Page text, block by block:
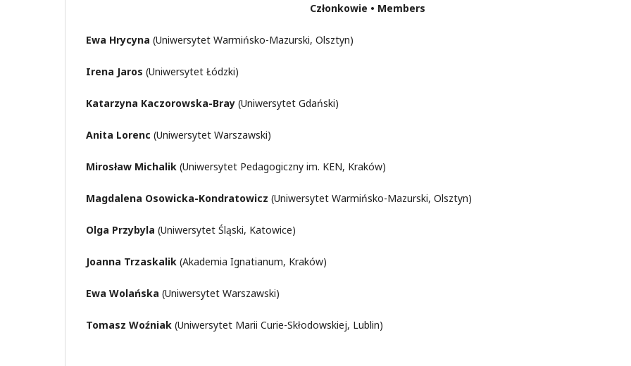
Członkowie • Members
Ewa Hrycyna (Uniwersytet Warmińsko-Mazurski, Olsztyn)
Irena Jaros (Uniwersytet Łódzki)
Katarzyna Kaczorowska-Bray (Uniwersytet Gdański)
Anita Lorenc (Uniwersytet Warszawski)
Mirosław Michalik (Uniwersytet Pedagogiczny im. KEN, Kraków)
Magdalena Osowicka-Kondratowicz (Uniwersytet Warmińsko-Mazurski, Olsztyn)
Olga Przybyla (Uniwersytet Śląski, Katowice)
Joanna Trzaskalik (Akademia Ignatianum, Kraków)
Ewa Wolańska (Uniwersytet Warszawski)
Tomasz Woźniak (Uniwersytet Marii Curie-Skłodowskiej, Lublin)